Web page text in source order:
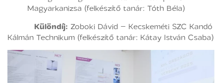
Magyarkanizsa (felkészítő tanár: Tóth Béla)
Különdíj: Zoboki Dávid – Kecskeméti SZC Kandó
Kálmán Technikum (felkészítő tanár: Kátay István Csaba)